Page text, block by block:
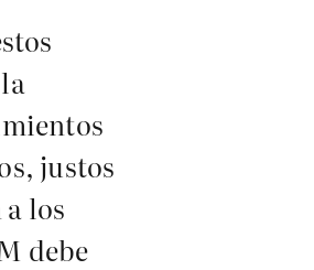
justos
los
debe